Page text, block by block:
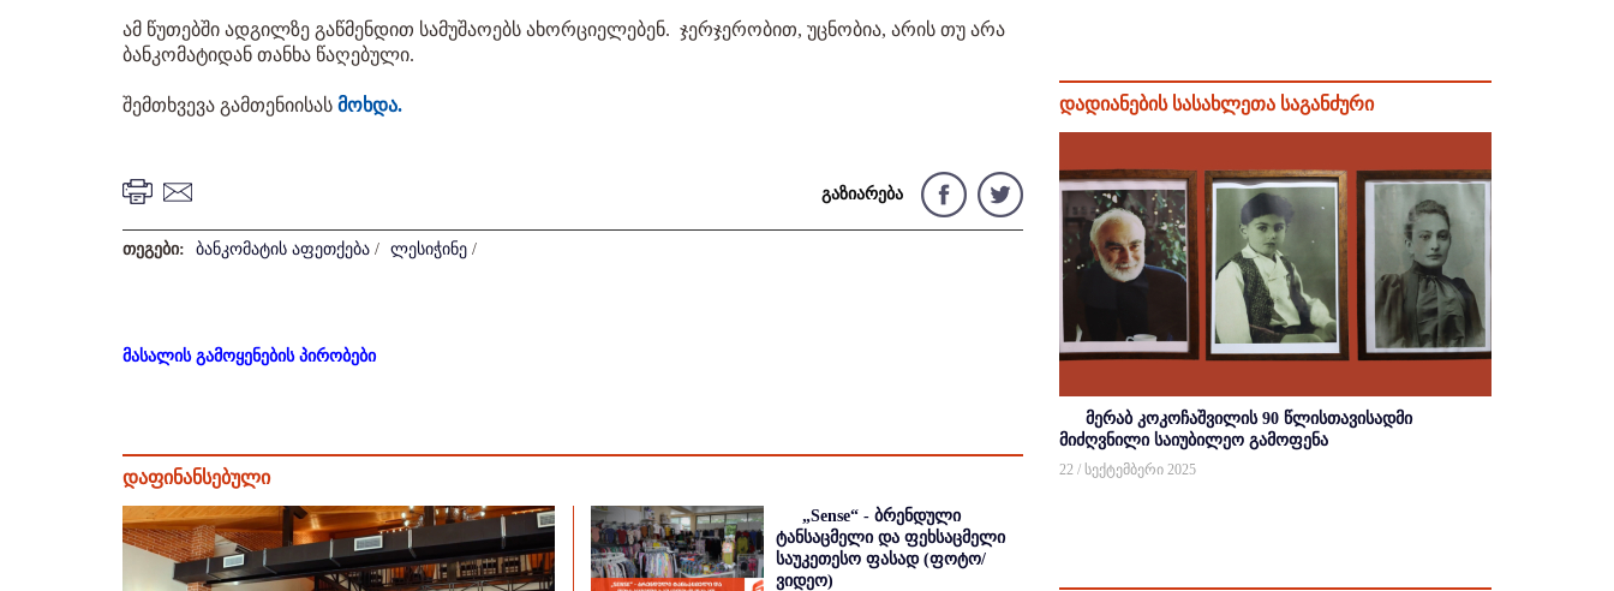
ამ წუთებში ადგილზე გაწმენდით სამუშაოებს ახორციელებენ. ჯერჯერობით, უცნობია, არის თუ არა
ბანკომატიდან თანხა წაღებული.
შემთხვევა გამთენიისას მოხდა.
გაზიარება
თეგები: ბანკომატის აფეთქება / ლესიჭინე /
მასალის გამოყენების პირობები
დაფინანსებული
„Sense“ - ბრენდული
ტანსაცმელი და ფეხსაცმელი
საუკეთესო ფასად (ფოტო/
ვიდეო)
დადიანების სასახლეთა საგანძური
მერაბ კოკოჩაშვილის 90 წლისთავისადმი
მიძღვნილი საიუბილეო გამოფენა
22 / სექტემბერი 2025